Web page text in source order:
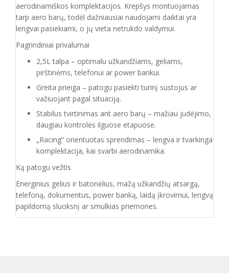
aerodinamiškos komplektacijos. Krepšys montuojamas
tarp aero barų, todėl dažniausiai naudojami daiktai yra
lengvai pasiekiami, o jų vieta netrukdo valdymui.
Pagrindiniai privalumai
2,5L talpa – optimalu užkandžiams, geliams,
pirštinėms, telefonui ar power bankui.
Greita prieiga – patogu pasiekti turinį sustojus ar
važiuojant pagal situaciją.
Stabilus tvirtinimas ant aero barų – mažiau judėjimo,
daugiau kontrolės ilguose etapuose.
„Racing“ orientuotas sprendimas – lengva ir tvarkinga
komplektacija, kai svarbi aerodinamika.
Ką patogu vežtis
Energinius gelius ir batonėlius, mažą užkandžių atsargą,
telefoną, dokumentus, power banką, laidą įkrovimui, lengvą
papildomą sluoksnį ar smulkias priemones.